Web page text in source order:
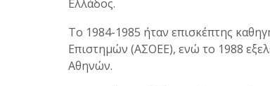
Ελλάδος.
Το 1984-1985 ήταν επισκέπτης
Επιστημών (ΑΣΟΕΕ), ενώ το 1988
Αθηνών.